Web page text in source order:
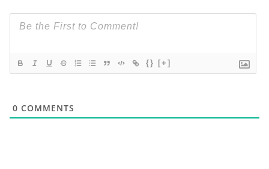
{} [+]
0 COMMENTS